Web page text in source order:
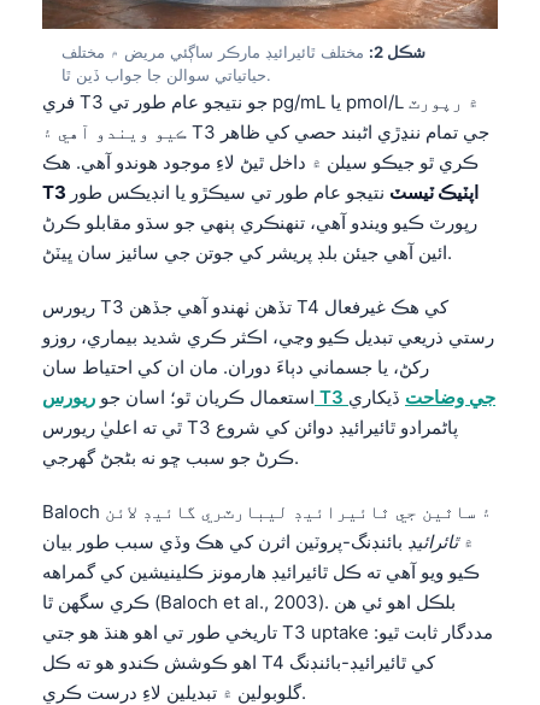
شڪل 2:
مختلف ٿائيرائيڊ مارڪر ساڳئي مريض ۾ مختلف
حياتياتي سوالن جا جواب ڏين ٿا.
فري T3 جو نتيجو عام طور تي pg/mL يا pmol/L ۾ رپورٽ
ڪيو ويندو آهي ۽ T3 جي تمام ننڍڙي اڻبند حصي کي ظاهر
ڪري ٿو جيڪو سيلن ۾ داخل ٿيڻ لاءِ موجود هوندو آهي. هڪ
T3 اپٽيڪ ٽيسٽ نتيجو عام طور تي سيڪڙو يا انڊيڪس طور
رپورٽ ڪيو ويندو آهي، تنهنڪري ٻنهي جو سڌو مقابلو ڪرڻ
ائين آهي جيئن بلڊ پريشر کي جوتن جي سائيز سان ڀيٽڻ.
ريورس T3 تڏهن ٺهندو آهي جڏهن T4 کي هڪ غيرفعال
رستي ذريعي تبديل ڪيو وڃي، اڪثر ڪري شديد بيماري، روزو
رکڻ، يا جسماني دٻاءَ دوران. مان ان کي احتياط سان
استعمال ڪريان ٿو؛ اسان جو
ريورس T3 جي وضاحت ڏيکاري
ٿي ته اعليٰ ريورس T3 پاڻمرادو ٿائيرائيڊ دوائن کي شروع
ڪرڻ جو سبب ڇو نه بڻجڻ گهرجي.
Baloch ۽ ساٿين جي ٿائيرائيڊ ليبارٽري گائيڊ لائن
۾ٿائرائيڊ بائنڊنگ-پروٽين اثرن کي هڪ وڏي سبب طور بيان
ڪيو ويو آهي ته ڪل ٿائيرائيڊ هارمونز ڪلينيشين کي گمراهه
ڪري سگهن ٿا (Baloch et al., 2003). بلڪل اهو ئي هن
تاريخي طور تي اهو هنڌ هو جتي T3 uptake مددگار ثابت ٿيو:
اهو ڪوشش ڪندو هو ته ڪل T4 کي ٿائيرائيڊ-بائنڊنگ
گلوبولين ۾ تبديلين لاءِ درست ڪري.